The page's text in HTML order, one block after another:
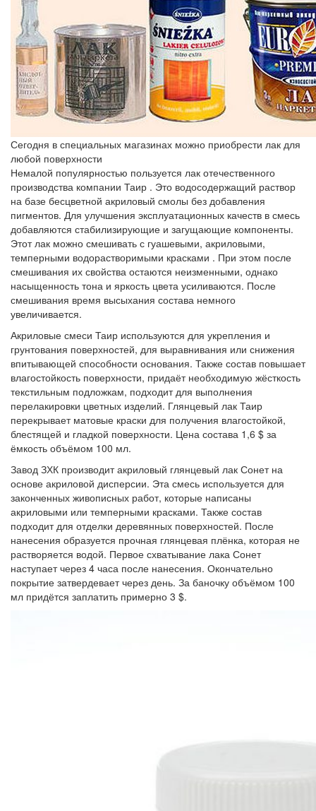
Сегодня в специальных магазинах можно приобрести лак для
любой поверхности
Немалой популярностью пользуется лак отечественного
производства компании Таир . Это водосодержащий раствор
на базе бесцветной акриловый смолы без добавления
пигментов. Для улучшения эксплуатационных качеств в смесь
добавляются стабилизирующие и загущающие компоненты.
Этот лак можно смешивать с гуашевыми, акриловыми,
темперными водорастворимыми красками . При этом после
смешивания их свойства остаются неизменными, однако
насыщенность тона и яркость цвета усиливаются. После
смешивания время высыхания состава немного
увеличивается.
Акриловые смеси Таир используются для укрепления и
грунтования поверхностей, для выравнивания или снижения
впитывающей способности основания. Также состав повышает
влагостойкость поверхности, придаёт необходимую жёсткость
текстильным подложкам, подходит для выполнения
перелакировки цветных изделий. Глянцевый лак Таир
перекрывает матовые краски для получения влагостойкой,
блестящей и гладкой поверхности. Цена состава 1,6 $ за
ёмкость объёмом 100 мл.
Завод ЗХК производит акриловый глянцевый лак Сонетна
основе акриловой дисперсии. Эта смесь используется для
законченных живописных работ, которые написаны
акриловыми или темперными красками. Также состав
подходит для отделки деревянных поверхностей. После
нанесения образуется прочная глянцевая плёнка, которая не
растворяется водой. Первое схватывание лака Сонет
наступает через 4 часа после нанесения. Окончательно
покрытие затвердевает через день. За баночку объёмом 100
мл придётся заплатить примерно 3 $.